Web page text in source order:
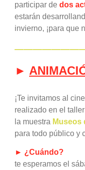
participar de dos
estarán
invierno, ¡para que
►
¡Te invitamos al
realizado en el
la muestra Museos
para todo público y
► ¿Cuándo?
te esperamos el